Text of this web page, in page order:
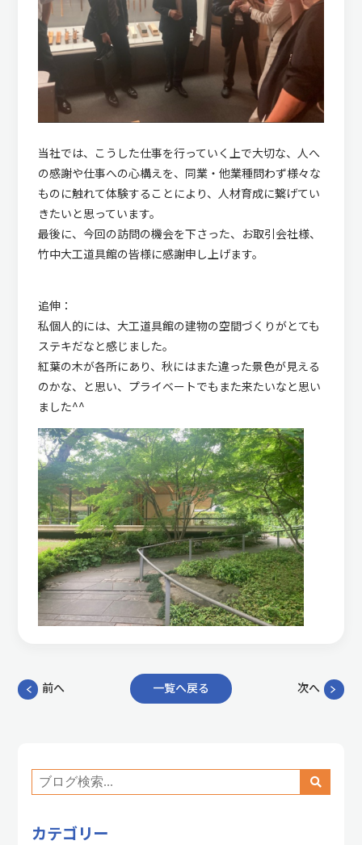
当社では、こうした仕事を行っていく上で大切な、人へ
の感謝や仕事への心構えを、同業・他業種問わず様々な
ものに触れて体験することにより、人材育成に繋げてい
きたいと思っています。
最後に、今回の訪問の機会を下さった、お取引会社様、
竹中大工道具館の皆様に感謝申し上げます。
追伸：
私個人的には、大工道具館の建物の空間づくりがとても
ステキだなと感じました。
紅葉の木が各所にあり、秋にはまた違った景色が見える
のかな、と思い、プライベートでもまた来たいなと思い
ました^^
次へ
前へ 一覧へ戻る
カテゴリー